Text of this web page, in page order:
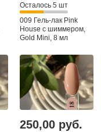
Осталось 5 шт
009 Гель-лак Pink
House с шиммером,
Gold Mini, 8 мл
250,00 руб.